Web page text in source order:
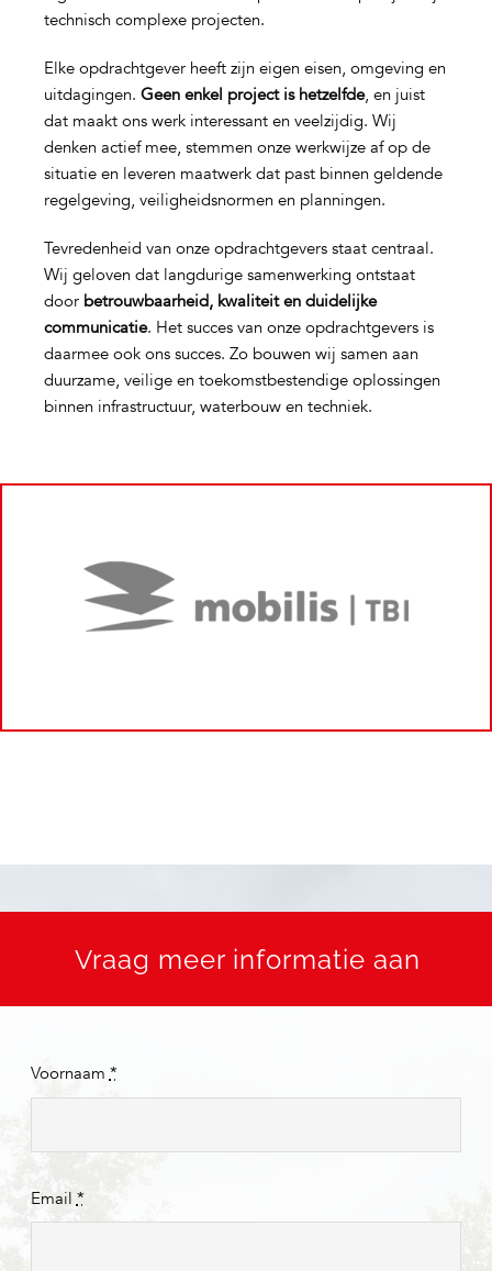
technisch complexe projecten.
Elke opdrachtgever heeft zijn eigen eisen, omgeving en
uitdagingen. Geen enkel project is hetzelfde, en juist
dat maakt ons werk interessant en veelzijdig. Wij
denken actief mee, stemmen onze werkwijze af op de
situatie en leveren maatwerk dat past binnen geldende
regelgeving, veiligheidsnormen en planningen.
Tevredenheid van onze opdrachtgevers staat centraal.
Wij geloven dat langdurige samenwerking ontstaat
door betrouwbaarheid, kwaliteit en duidelijke
communicatie. Het succes van onze opdrachtgevers is
daarmee ook ons succes. Zo bouwen wij samen aan
duurzame, veilige en toekomstbestendige oplossingen
binnen infrastructuur, waterbouw en techniek.
Vraag meer informatie aan
Voornaam *
Email *